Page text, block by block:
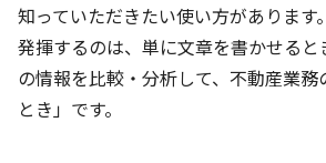
知っていただきたい使い方があります
発揮するのは、単に文章を書かせる
の情報を比較・分析して、不動産業務
とき」です。